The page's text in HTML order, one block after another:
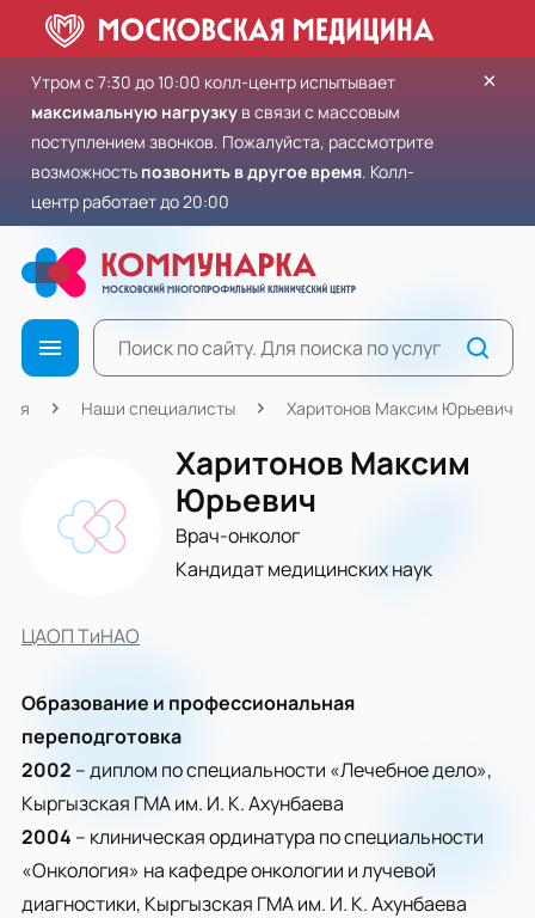
Утром с 7:30 до 10:00 колл-центр испытывает
максимальную нагрузку в связи с массовым
поступлением звонков. Пожалуйста, рассмотрите
возможность позвонить в другое время. Колл-
центр работает до 20:00
×
Наши специалисты Харитонов Максим Юрьевич
Харитонов Максим
Юрьевич
Врач-онколог
Кандидат медицинских наук
ЦАОП ТиНАО
Образование и профессиональная
переподготовка
2002 – диплом по специальности «Лечебное дело»,
Кыргызская ГМА им. И. К. Ахунбаева
2004 – клиническая ординатура по специальности
«Онкология» на кафедре онкологии и лучевой
диагностики, Кыргызская ГМА им. И. К. Ахунбаева